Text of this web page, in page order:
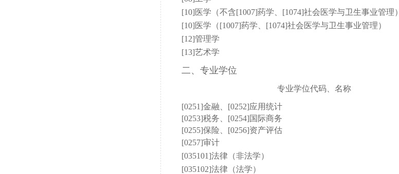
[10]医学（不含[1007]药学、[1074]社会医学与卫生事业管理）
[10]医学（[1007]药学、[1074]社会医学与卫生事业管理）
[12]管理学
[13]艺术学
二、专业学位
专业学位代码、名称
[0251]金融、[0252]应用统计
[0253]税务、[0254]国际商务
[0255]保险、[0256]资产评估
[0257]审计
[035101]法律（非法学）
[035102]法律（法学）